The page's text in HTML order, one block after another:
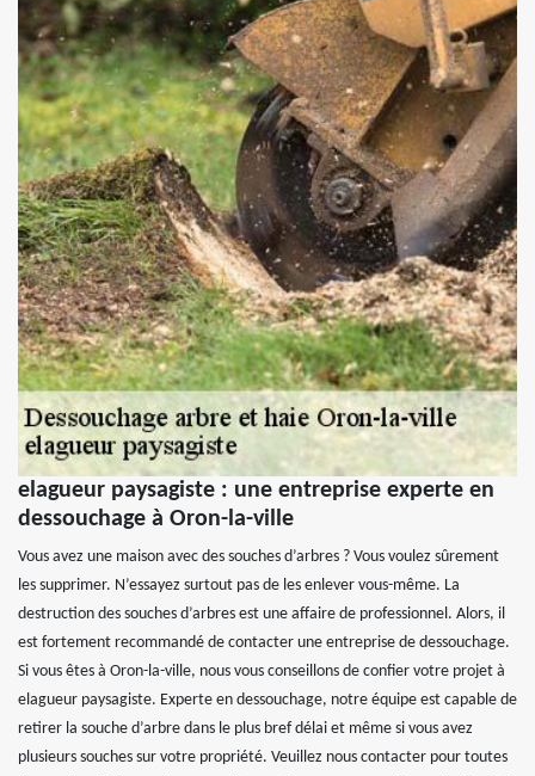
elagueur paysagiste : une entreprise experte en
dessouchage à Oron-la-ville
Vous avez une maison avec des souches d’arbres ? Vous voulez sûrement
les supprimer. N’essayez surtout pas de les enlever vous-même. La
destruction des souches d’arbres est une affaire de professionnel. Alors, il
est fortement recommandé de contacter une entreprise de dessouchage.
Si vous êtes à Oron-la-ville, nous vous conseillons de confier votre projet à
elagueur paysagiste. Experte en dessouchage, notre équipe est capable de
retirer la souche d’arbre dans le plus bref délai et même si vous avez
plusieurs souches sur votre propriété. Veuillez nous contacter pour toutes